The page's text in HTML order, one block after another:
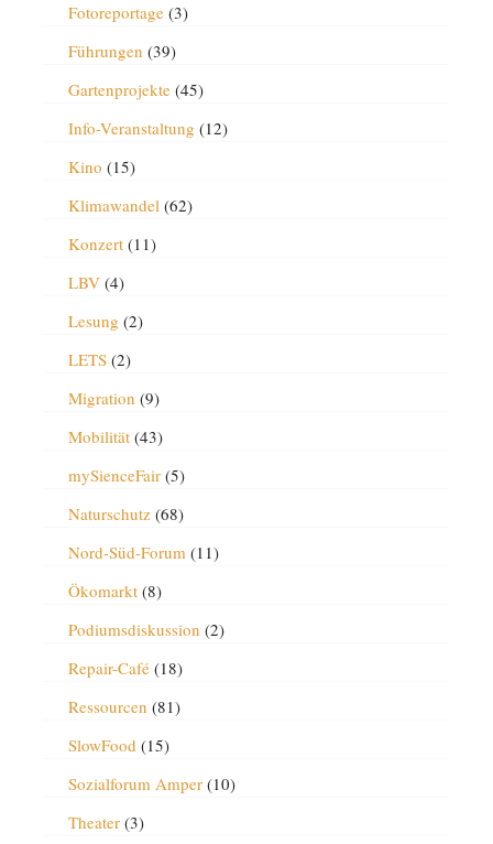
Fotoreportage(3)
Führungen (39)
Gartenprojekte(45)
Info-Veranstaltung (12)
Kino (15)
Klimawandel(62)
Konzert(11)
LBV(4)
Lesung (2)
LETS(2)
Migration (9)
Mobilität(43)
mySienceFair(5)
Naturschutz(68)
Nord-Süd-Forum(11)
Ökomarkt(8)
Podiumsdiskussion (2)
Repair-Café(18)
Ressourcen (81)
SlowFood (15)
Sozialforum Amper(10)
Theater(3)